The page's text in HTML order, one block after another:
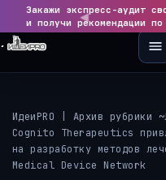
◀
Закажи экспресс-аудит
и получи рекомендации
ИдеиPRO Архив рубрики
Cognito Therapeutics
на разработку методов
Medical Device Network